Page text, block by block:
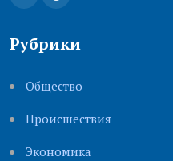
Рубрики
Общество
Происшествия
Экономика